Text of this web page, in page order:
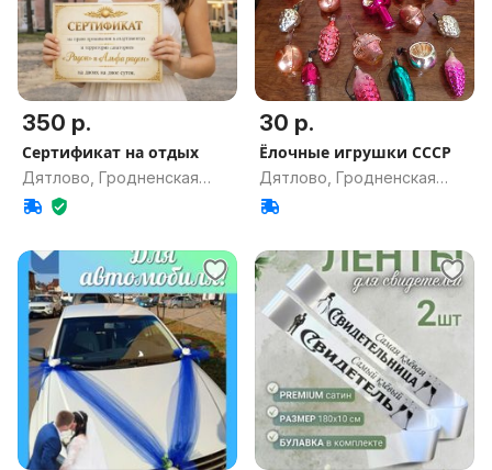
350 р.
Сертификат на отдых
Дятлово, Гродненская
обл.
30 р.
Ёлочные игрушки СССР
Дятлово, Гродненская
обл.